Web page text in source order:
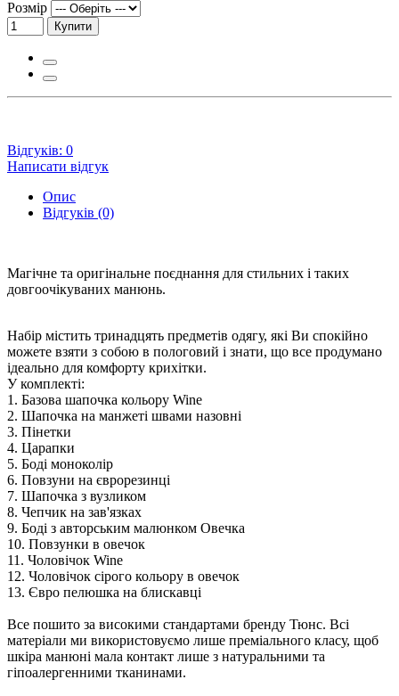
Розмір
Купити
Відгуків: 0
Написати відгук
Опис
Відгуків (0)
Магічне та оригінальне поєднання для стильних і таких
довгоочікуваних манюнь.
Набір містить тринадцять предметів одягу, які Ви спокійно
можете взяти з собою в пологовий і знати, що все продумано
ідеально для комфорту крихітки.
У комплекті:
1. Базова шапочка кольору Wine
2. Шапочка на манжеті швами назовні
3. Пінетки
4. Царапки
5. Боді моноколір
6. Повзуни на єврорезинці
7. Шапочка з вузликом
8. Чепчик на зав'язках
9. Боді з авторським малюнком Овечка
10. Повзунки в овечок
11. Чоловічок Wine
12. Чоловічок сірого кольору в овечок
13. Євро пелюшка на блискавці
Все пошито за високими стандартами бренду Тюнс. Всі
матеріали ми використовуємо лише преміального класу, щоб
шкіра манюні мала контакт лише з натуральними та
гіпоалергенними тканинами.